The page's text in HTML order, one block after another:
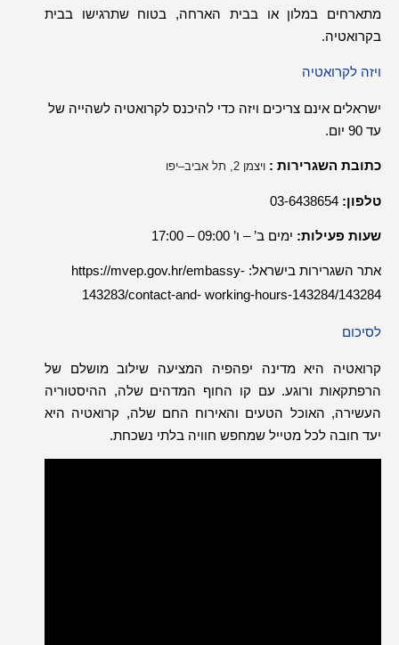
מתארחים במלון או בבית הארחה, בטוח שתרגישו בבית
בקרואטיה.
ויזה לקרואטיה
ישראלים אינם צריכים ויזה כדי להיכנס לקרואטיה לשהייה של
עד 90 יום.
כתובת השגרירות : ויצמן‬ 2, תל אביב–יפו
טלפון:
שעות פעילות: ימים ב’ – ו’ 09:00 – 17:00
אתר השגרירות בישראל:
https://mvep.gov.hr/embassy-
143283/contact-and- working-hours-143284/143284
לסיכום
קרואטיה היא מדינה יפהפיה המציעה שילוב מושלם של
הרפתקאות ורוגע. עם קו החוף המדהים שלה, ההיסטוריה
העשירה, האוכל הטעים והאירוח החם שלה, קרואטיה היא
יעד חובה לכל מטייל שמחפש חוויה בלתי נשכחת.